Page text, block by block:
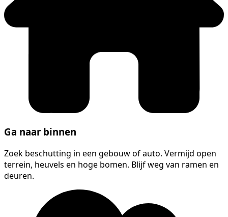
Ga naar binnen
Zoek beschutting in een gebouw of auto. Vermijd open
terrein, heuvels en hoge bomen. Blijf weg van ramen en
deuren.